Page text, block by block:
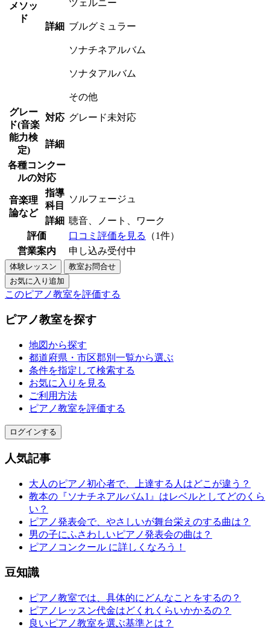
メソッ
ド
詳細
ツェルニー
ブルグミュラー
ソナチネアルバム
ソナタアルバム
その他
グレー
ド(音楽
能力検
定)
対応 グレード未対応
詳細
各種コンクー
ルの対応
音楽理
論など
指導
科目
ソルフェージュ
詳細 聴音、ノート、ワーク
評価
口コミ評価を見る
（1件）
営業案内
申し込み受付中
このピアノ教室を評価する
ピアノ教室を探す
地図から探す
都道府県・市区郡別一覧から選ぶ
条件を指定して検索する
お気に入りを見る
ご利用方法
ピアノ教室を評価する
ログインする
人気記事
大人のピアノ初心者で、上達する人はどこが違う？
教本の『ソナチネアルバム1』はレベルとしてどのくら
い？
ピアノ発表会で、やさしいが舞台栄えのする曲は？
男の子にふさわしいピアノ発表会の曲は？
ピアノコンクール に詳しくなろう！
豆知識
ピアノ教室では、具体的にどんなことをするの？
ピアノレッスン代金はどくれくらいかかるの？
良いピアノ教室を選ぶ基準とは？